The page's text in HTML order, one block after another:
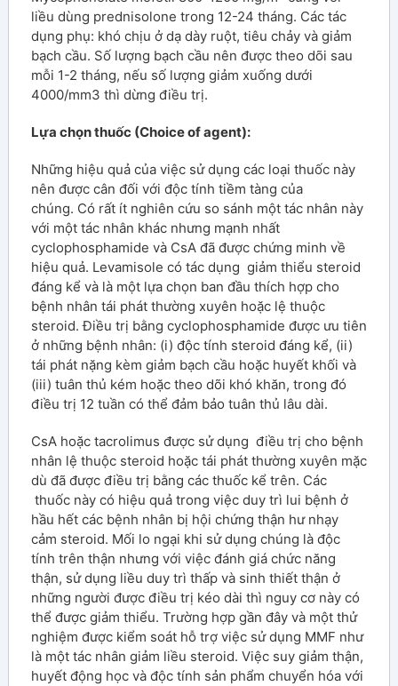
liều dùng prednisolone trong 12-24 tháng. Các tác
dụng phụ: khó chịu ở dạ dày ruột, tiêu chảy và giảm
bạch cầu. Số lượng bạch cầu nên được theo dõi sau
mỗi 1-2 tháng, nếu số lượng giảm xuống dưới
4000/mm3 thì dừng điều trị.
Lựa chọn thuốc (Choice of agent):
Những hiệu quả của việc sử dụng các loại thuốc này
nên được cân đối với độc tính tiềm tàng của
chúng. Có rất ít nghiên cứu so sánh một tác nhân này
với một tác nhân khác nhưng mạnh nhất
cyclophosphamide và CsA đã được chứng minh về
hiệu quả. Levamisole có tác dụng giảm thiểu steroid
đáng kể và là một lựa chọn ban đầu thích hợp cho
bệnh nhân tái phát thường xuyên hoặc lệ thuộc
steroid. Điều trị bằng cyclophosphamide được ưu tiên
ở những bệnh nhân: (i) độc tính steroid đáng kể, (ii)
tái phát nặng kèm giảm bạch cầu hoặc huyết khối và
(iii) tuân thủ kém hoặc theo dõi khó khăn, trong đó
điều trị 12 tuần có thể đảm bảo tuân thủ lâu dài.
CsA hoặc tacrolimus được sử dụng điều trị cho bệnh
nhân lệ thuộc steroid hoặc tái phát thường xuyên mặc
dù đã được điều trị bằng các thuốc kể trên. Các
thuốc này có hiệu quả trong việc duy trì lui bệnh ở
hầu hết các bệnh nhân bị hội chứng thận hư nhạy
cảm steroid. Mối lo ngại khi sử dụng chúng là độc
tính trên thận nhưng với việc đánh giá chức năng
thận, sử dụng liều duy trì thấp và sinh thiết thận ở
những người được điều trị kéo dài thì nguy cơ này có
thể được giảm thiểu. Trường hợp gần đây và một thử
nghiệm được kiểm soát hỗ trợ việc sử dụng MMF như
là một tác nhân giảm liều steroid. Việc suy giảm thận,
huyết động học và độc tính sản phẩm chuyển hóa với